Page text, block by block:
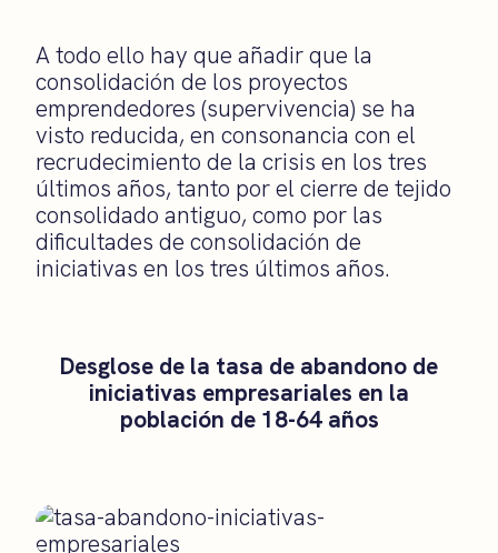
A todo ello hay que añadir que la
consolidación de los proyectos
emprendedores (supervivencia) se ha
visto reducida, en consonancia con el
recrudecimiento de la crisis en los tres
últimos años, tanto por el cierre de tejido
consolidado antiguo, como por las
dificultades de consolidación de
iniciativas en los tres últimos años.
Desglose de la tasa de abandono de
iniciativas empresariales en la
población de 18-64 años